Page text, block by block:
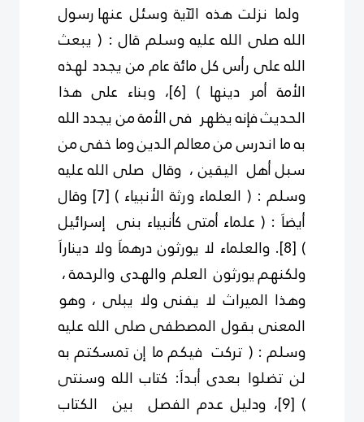
ولما نزلت هذه الآية وسئل عنها رسول
الله صلى الله عليه وسلم قال : ( يبعث
الله على رأس كل مائة عام من يجدد لهذه
الأمة أمر دينها ) [6] ، وبناء على هذا
الحديث فإنه يظهر فى الأمة من يجدد الله
به ما اندرس من معالم الدين وما خفى من
سبل أهل اليقين ، وقال صلى الله عليه
وسلم : ( العلماء ورثة الأنبياء )[7]
وقال
أيضاَ : ( علماء أمتى كأنبياء بنى إسرائيل
)
[8] . والعلماء لا يورثون درهماَ ولا ديناراَ
ولكنهم يورثون العلم والهدى والرحمة ،
وهذا الميراث لا يفنى ولا يبلى ، وهو
المعنى بقول المصطفى صلى الله عليه
وسلم : ( تركت فيكم ما إن تمسكتم به
لن تضلوا بعدى أبداَ: كتاب الله وسنتى
)
[9] ، ودليل عدم الفصل بين الكتاب